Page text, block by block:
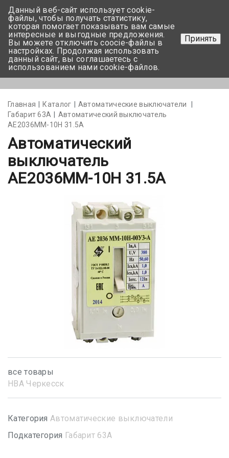
+375 17-350-99-56
+375 44-752-82-08
Задать вопрос
Главная Каталог
Автоматические выключатели
Габарит 63А
Автоматический выключатель
АЕ2036ММ-10Н 31.5А
Автоматический
выключатель
АЕ2036ММ-10Н 31.5А
все товары
НВА Черкесск
Категория Автоматические выключатели
Подкатегория Габарит 63А
Данный веб-сайт использует cookie-
файлы, чтобы получать статистику,
которая помогает показывать вам самые
интересные и выгодные предложения.
Вы можете отключить coocie-файлы в
настройках. Продолжая использовать
данный сайт, вы соглашаетесь с
использованием нами cookie-файлов.
Принять